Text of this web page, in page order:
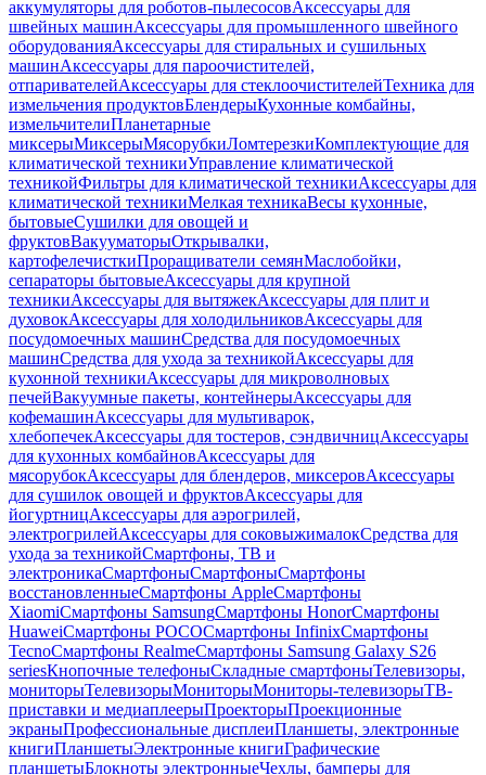
аккумуляторы для роботов-пылесосовАксессуары для
швейных машинАксессуары для промышленного швейного
оборудованияАксессуары для стиральных и сушильных
машинАксессуары для пароочистителей,
отпаривателейАксессуары для стеклоочистителейТехника для
измельчения продуктовБлендерыКухонные комбайны,
измельчителиПланетарные
миксерыМиксерыМясорубкиЛомтерезкиКомплектующие для
климатической техникиУправление климатической
техникойФильтры для климатической техникиАксессуары для
климатической техникиМелкая техникаВесы кухонные,
бытовыеСушилки для овощей и
фруктовВакууматорыОткрывалки,
картофелечисткиПроращиватели семянМаслобойки,
сепараторы бытовыеАксессуары для крупной
техникиАксессуары для вытяжекАксессуары для плит и
духовокАксессуары для холодильниковАксессуары для
посудомоечных машинСредства для посудомоечных
машинСредства для ухода за техникойАксессуары для
кухонной техникиАксессуары для микроволновых
печейВакуумные пакеты, контейнерыАксессуары для
кофемашинАксессуары для мультиварок,
хлебопечекАксессуары для тостеров, сэндвичницАксессуары
для кухонных комбайновАксессуары для
мясорубокАксессуары для блендеров, миксеровАксессуары
для сушилок овощей и фруктовАксессуары для
йогуртницАксессуары для аэрогрилей,
электрогрилейАксессуары для соковыжималокСредства для
ухода за техникойСмартфоны, ТВ и
электроникаСмартфоныСмартфоныСмартфоны
восстановленныеСмартфоны AppleСмартфоны
XiaomiСмартфоны SamsungСмартфоны HonorСмартфоны
HuaweiСмартфоны POCOСмартфоны InfinixСмартфоны
TecnoСмартфоны RealmeСмартфоны Samsung Galaxy S26
seriesКнопочные телефоныСкладные смартфоныТелевизоры,
мониторыТелевизорыМониторыМониторы-телевизорыТВ-
приставки и медиаплеерыПроекторыПроекционные
экраныПрофессиональные дисплеиПланшеты, электронные
книгиПланшетыЭлектронные книгиГрафические
планшетыБлокноты электронныеЧехлы, бамперы для